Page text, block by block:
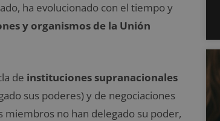
ha evolucionado con el tiempo y
y organismos de la Unión
de instituciones supranacionales
sus poderes) y de negociaciones
no han delegado su poder,